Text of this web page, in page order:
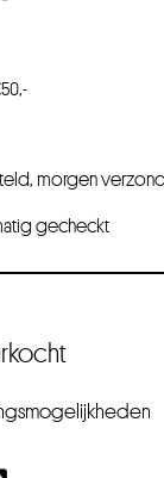
morgen
gecheckt